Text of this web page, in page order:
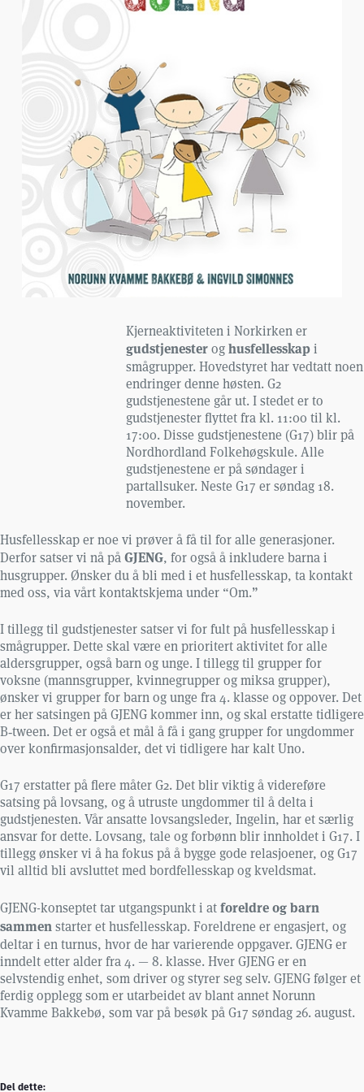
Kjerneaktiviteten i Norkirken er
gudstjenesteroghusfellesskapi
smågrupper. Hovedstyret har vedtatt noen
endringer denne høsten. G2
gudstjenestene går ut. I stedet er to
gudstjenester flyttet fra kl. 11:00 til kl.
17:00. Disse gudstjenestene (G17) blir på
Nordhordland Folkehøgskule. Alle
gudstjenestene er på søndager i
partallsuker. Neste G17 er søndag 18.
november.
Husfellesskap er noe vi prøver å få til for alle generasjoner.
Derfor satser vi nå påGJENG, for også å inkludere barna i
husgrupper. Ønsker du å bli med i et husfellesskap, ta kontakt
med oss, via vårt kontaktskjema under “Om.”
I tillegg til gudstjenester satser vi for fult på husfellesskap i
smågrupper. Dette skal være en prioritert aktivitet for alle
aldersgrupper, også barn og unge. I tillegg til grupper for
voksne (mannsgrupper, kvinnegrupper og miksa grupper),
ønsker vi grupper for barn og unge fra 4. klasse og oppover. Det
er her satsingen på GJENG kommer inn, og skal erstatte tidligere
B‑tween. Det er også et mål å få i gang grupper for ungdommer
over konfirmasjonsalder, det vi tidligere har kalt Uno.
G17 erstatter på flere måter G2. Det blir viktig å videreføre
satsing på lovsang, og å utruste ungdommer til å delta i
gudstjenesten. Vår ansatte lovsangsleder, Ingelin, har et særlig
ansvar for dette. Lovsang, tale og forbønn blir innholdet i G17. I
tillegg ønsker vi å ha fokus på å bygge gode relasjoener, og G17
vil alltid bli avsluttet med bordfellesskap og kveldsmat.
GJENG-konseptet tar utgangspunkt i atforeldre og barn
sammenstarter et husfellesskap. Foreldrene er engasjert, og
deltar i en turnus, hvor de har varierende oppgaver. GJENG er
inndelt etter alder fra 4. — 8. klasse. Hver GJENG er en
selvstendig enhet, som driver og styrer seg selv. GJENG følger et
ferdig opplegg som er utarbeidet av blant annet Norunn
Kvamme Bakkebø, som var på besøk på G17 søndag 26. august.
Del dette: